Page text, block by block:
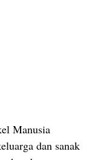
Manusia
dan sanak